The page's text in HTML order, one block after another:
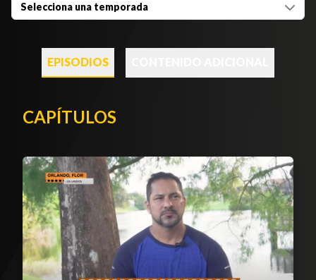
Selecciona una temporada
EPISODIOS
CAPÍTULOS